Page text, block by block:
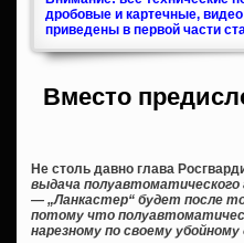
дробовые и картечные,
приведены в первой части
Вместо
Не столь давно глава
выдача полуавтоматического
— „Ланкастер“ будет после
потому что
нарезному по своему